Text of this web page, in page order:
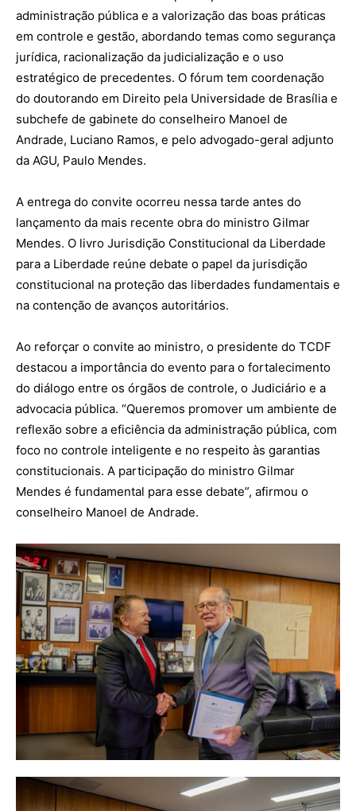
administração pública e a valorização das boas práticas
em controle e gestão, abordando temas como segurança
jurídica, racionalização da judicialização e o uso
estratégico de precedentes. O fórum tem coordenação
do doutorando em Direito pela Universidade de Brasília e
subchefe de gabinete do conselheiro Manoel de
Andrade, Luciano Ramos, e pelo advogado-geral adjunto
da AGU, Paulo Mendes.
A entrega do convite ocorreu nessa tarde antes do
lançamento da mais recente obra do ministro Gilmar
Mendes. O livro Jurisdição Constitucional da Liberdade
para a Liberdade reúne debate o papel da jurisdição
constitucional na proteção das liberdades fundamentais e
na contenção de avanços autoritários.
Ao reforçar o convite ao ministro, o presidente do TCDF
destacou a importância do evento para o fortalecimento
do diálogo entre os órgãos de controle, o Judiciário e a
advocacia pública. “Queremos promover um ambiente de
reflexão sobre a eficiência da administração pública, com
foco no controle inteligente e no respeito às garantias
constitucionais. A participação do ministro Gilmar
Mendes é fundamental para esse debate”, afirmou o
conselheiro Manoel de Andrade.